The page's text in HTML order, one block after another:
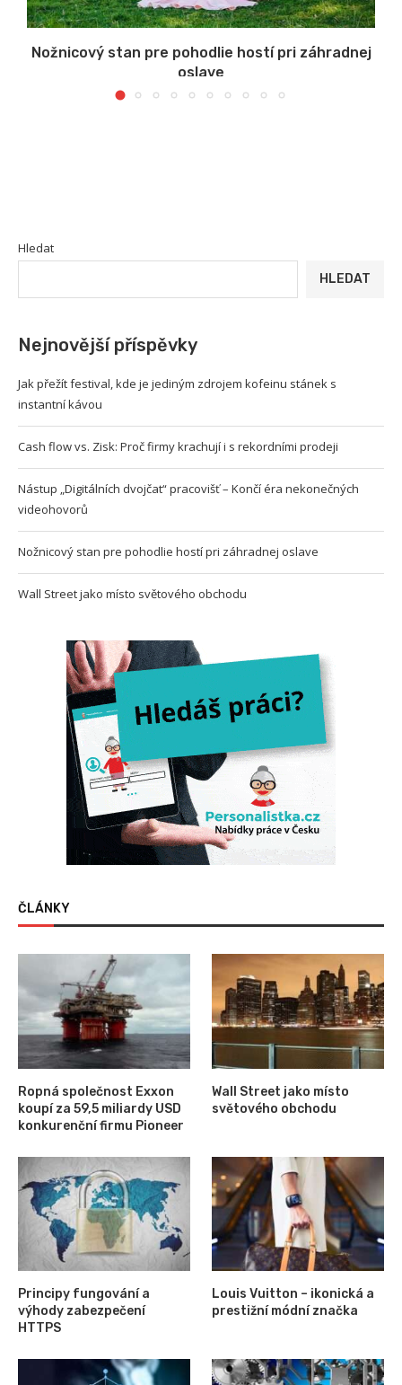
Nožnicový stan pre pohodlie hostí pri záhradnej
oslave
Hledat
HLEDAT
Nejnovější příspěvky
Jak přežít festival, kde je jediným zdrojem kofeinu stánek s
instantní kávou
Cash flow vs. Zisk: Proč firmy krachují i s rekordními prodeji
Nástup „Digitálních dvojčat“ pracovišť – Končí éra nekonečných
videohovorů
Nožnicový stan pre pohodlie hostí pri záhradnej oslave
Wall Street jako místo světového obchodu
ČLÁNKY
Ropná společnost Exxon
koupí za 59,5 miliardy USD
konkurenční firmu Pioneer
Wall Street jako místo
světového obchodu
Principy fungování a
výhody zabezpečení
HTTPS
Louis Vuitton – ikonická a
prestižní módní značka